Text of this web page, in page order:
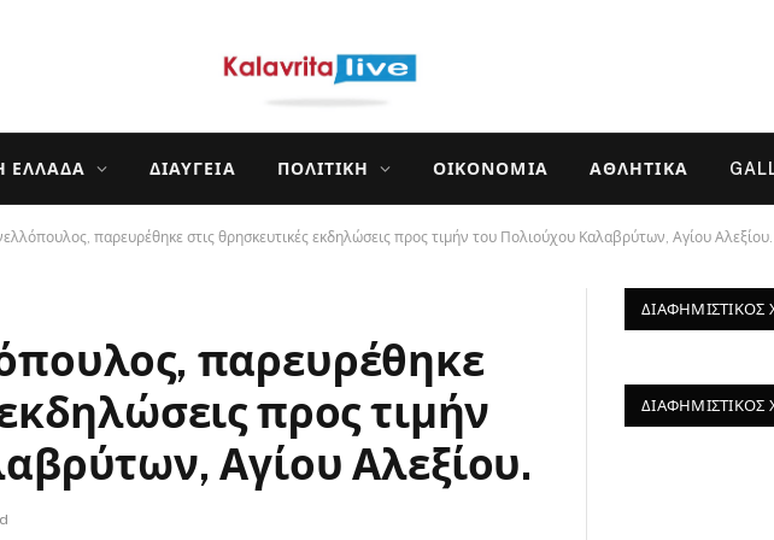
ΕΛΛΆΔΑ ΔΙΑΎΓΕΙΑ ΠΟΛΙΤΙΚΉ ΟΙΚΟΝΟΜΊΑ ΑΘΛΗΤΙΚΆ
παρευρέθηκε στις θρησκευτικές εκδηλώσεις προς τιμήν του Πολιούχου Καλαβρύτων, Αγίου Αλεξίου.
παρευρέθηκε
προς τιμήν
Αγίου Αλεξίου.
ΔΙΑΦΗΜΙΣΤΙΚΌΣ
ΔΙΑΦΗΜΙΣΤΙΚΌΣ